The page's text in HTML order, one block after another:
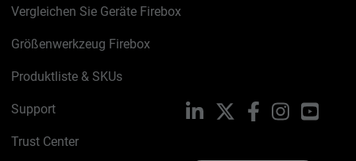
Vergleichen Sie Geräte Firebox
Größenwerkzeug Firebox
Produktliste & SKUs
Support
Trust Center
LinkedIn FacebookInstagram